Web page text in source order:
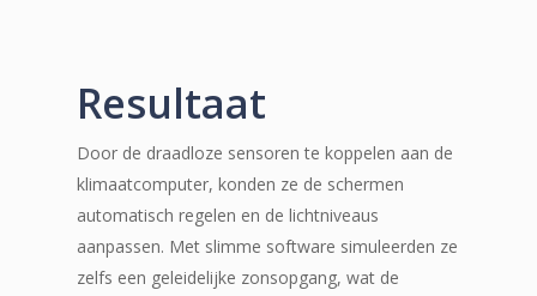
Resultaat
Door de draadloze sensoren te koppelen aan de
klimaatcomputer, konden ze de schermen
automatisch regelen en de lichtniveaus
aanpassen. Met slimme software simuleerden ze
zelfs een geleidelijke zonsopgang, wat de